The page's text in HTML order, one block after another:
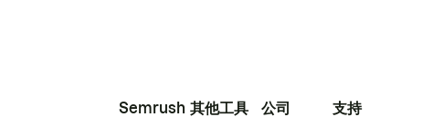
Semrush 其他工具 公司 支持